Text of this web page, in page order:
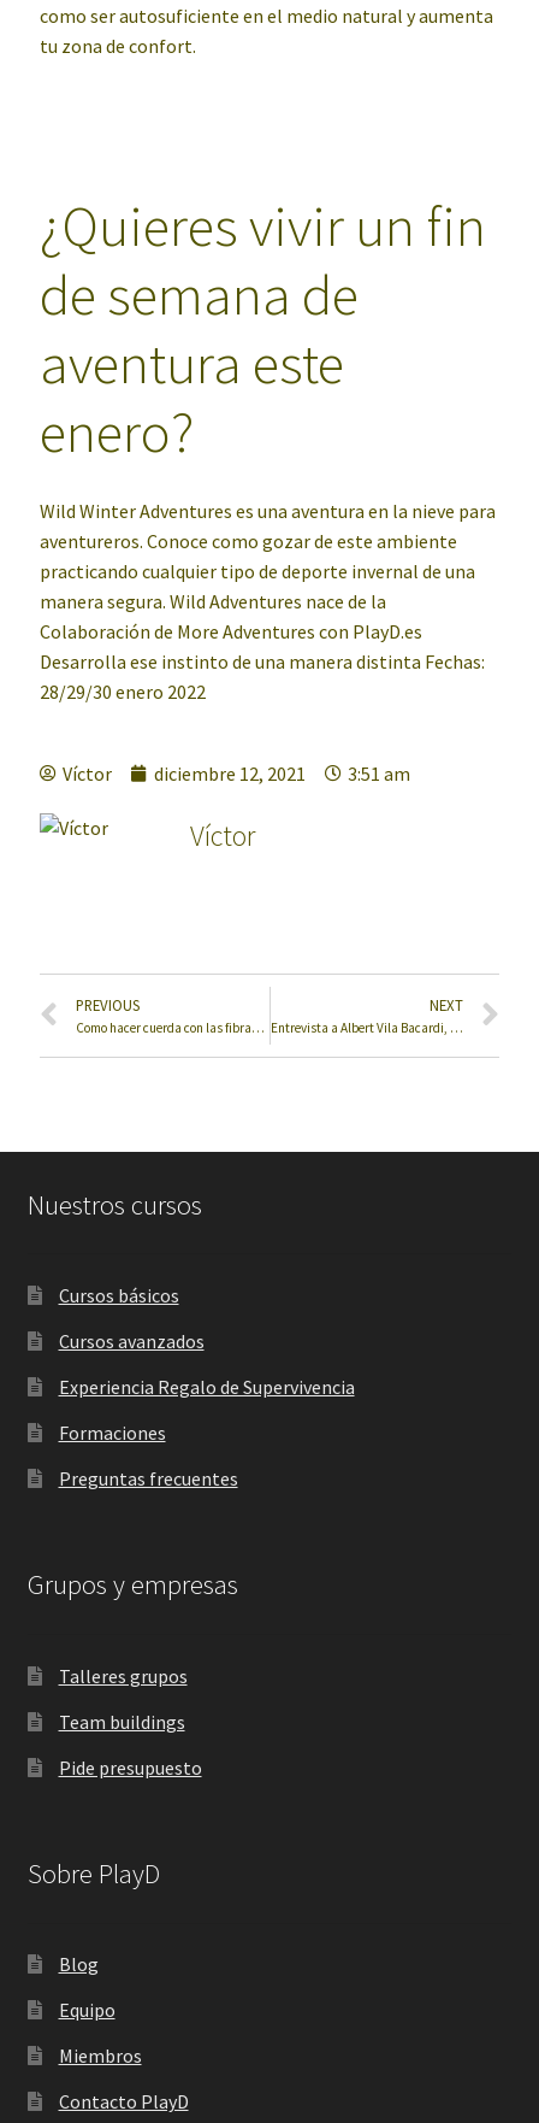
como ser autosuficiente en el medio natural y aumenta
tu zona de confort.
¿Quieres vivir un fin
de semana de
aventura este
enero?
Wild Winter Adventures es una aventura en la nieve para
aventureros. Conoce como gozar de este ambiente
practicando cualquier tipo de deporte invernal de una
manera segura. Wild Adventures nace de la
Colaboración de More Adventures con PlayD.es
Desarrolla ese instinto de una manera distinta Fechas:
28/29/30 enero 2022
Víctor diciembre 12, 2021 3:51 am
Víctor
PREVIOUS
Como hacer cuerda con las fibras de la ortiga, técnica de trenzado.
NEXT
Entrevista a Albert Vila Bacardi, Instructor Jefe de Supervivencia y Bushcraft de PlayD.es, en el programa de Trece Tv, Trece al día con José Luis Pérez
Nuestros cursos
Cursos básicos
Cursos avanzados
Experiencia Regalo de Supervivencia
Formaciones
Preguntas frecuentes
Grupos y empresas
Talleres grupos
Team buildings
Pide presupuesto
Sobre PlayD
Blog
Equipo
Miembros
Contacto PlayD